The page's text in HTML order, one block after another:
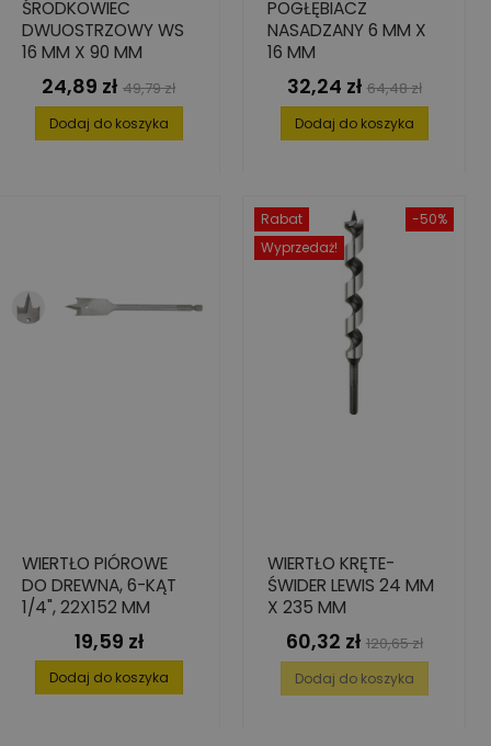
ŚRODKOWIEC
DWUOSTRZOWY WS
16 MM X 90 MM
Cena
24,89 zł Cena
podstawowa
49,79 zł
Dodaj do koszyka
POGŁĘBIACZ
NASADZANY 6 MM X
16 MM
Cena
32,24 zł Cena
podstawowa
64,48 zł
Dodaj do koszyka
WIERTŁO PIÓROWE
DO DREWNA, 6-KĄT
1/4", 22X152 MM
Cena
19,59 zł
Dodaj do koszyka
-50%
Rabat
Wyprzedaż!
WIERTŁO KRĘTE-
ŚWIDER LEWIS 24 MM
X 235 MM
Cena
60,32 zł Cena
podstawowa
120,65 zł
Dodaj do koszyka